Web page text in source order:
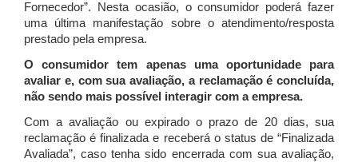
Fornecedor”. Nesta ocasião, o consumidor poderá fazer
uma última manifestação sobre o atendimento/resposta
prestado pela empresa.
O consumidor tem apenas uma oportunidade para
avaliar e, com sua avaliação, a reclamação é concluída,
não sendo mais possível interagir com a empresa.
Com a avaliação ou expirado o prazo de 20 dias, sua
reclamação é finalizada e receberá o status de “Finalizada
Avaliada”, caso tenha sido encerrada com sua avaliação,